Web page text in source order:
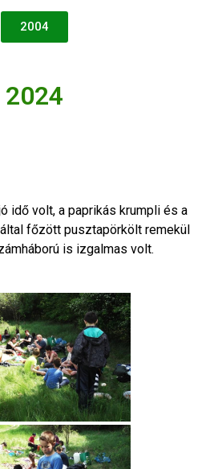
2004
2024
idő volt, a paprikás krumpli és a
főzött pusztapörkölt remekül
is izgalmas volt.